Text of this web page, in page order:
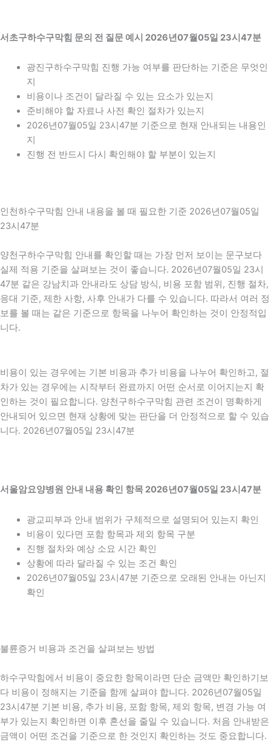
서초구하수구막힘 문의 전 질문 예시 2026년07월05일 23시47분
광진구하수구막힘 진행 가능 여부를 판단하는 기준은 무엇인
지
비용이나 조건이 달라질 수 있는 요소가 있는지
준비해야 할 자료나 사전 확인 절차가 있는지
2026년07월05일 23시47분 기준으로 현재 안내되는 내용인
지
진행 전 반드시 다시 확인해야 할 부분이 있는지
인천하수구막힘 안내 내용을 볼 때 필요한 기준 2026년07월05일
23시47분
양천구하수구막힘 안내를 확인할 때는 가장 먼저 보이는 문구보다
실제 적용 기준을 살펴보는 것이 좋습니다. 2026년07월05일 23시
47분 같은 강남치과 안내라도 상담 방식, 비용 포함 범위, 진행 절차,
응대 기준, 제한 사항, 사후 안내가 다를 수 있습니다. 따라서 여러 정
보를 볼 때는 같은 기준으로 항목을 나누어 확인하는 것이 안정적입
니다.
비용이 있는 경우에는 기본 비용과 추가 비용을 나누어 확인하고, 절
차가 있는 경우에는 시작부터 완료까지 어떤 순서로 이어지는지 확
인하는 것이 필요합니다. 양천구하수구막힘 관련 조건이 명확하게
안내되어 있으면 현재 상황에 맞는 판단을 더 안정적으로 할 수 있습
니다. 2026년07월05일 23시47분
서울암요양병원 안내 내용 확인 항목 2026년07월05일 23시47분
광교피부과 안내 범위가 구체적으로 설명되어 있는지 확인
비용이 있다면 포함 항목과 제외 항목 구분
진행 절차와 예상 소요 시간 확인
상황에 따라 달라질 수 있는 조건 확인
2026년07월05일 23시47분 기준으로 오래된 안내는 아닌지
확인
불륜증거 비용과 조건을 살펴보는 방법
하수구막힘에서 비용이 중요한 항목이라면 단순 금액만 확인하기보
다 비용이 정해지는 기준을 함께 살펴야 합니다. 2026년07월05일
23시47분 기본 비용, 추가 비용, 포함 항목, 제외 항목, 변경 가능 여
부가 있는지 확인하면 이후 혼선을 줄일 수 있습니다. 처음 안내받은
금액이 어떤 조건을 기준으로 한 것인지 확인하는 것도 중요합니다.